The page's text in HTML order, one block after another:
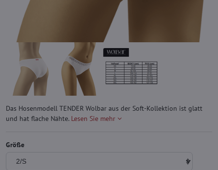
Das Hosenmodell TENDER Wolbar aus der Soft-Kollektion ist glatt
und hat flache Nähte. Lesen Sie mehr
Größe